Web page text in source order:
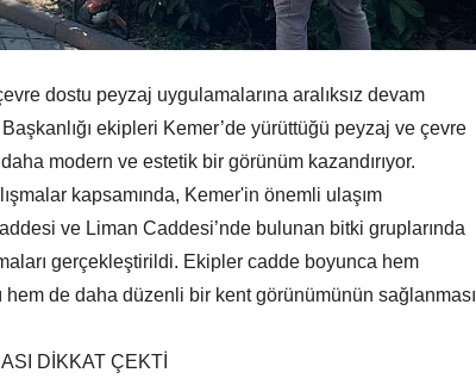
dostu peyzaj uygulamalarına aralıksız devam
ekipleri Kemer’de yürüttüğü peyzaj ve çevre
modern ve estetik bir görünüm kazandırıyor.
kapsamında, Kemer'in önemli ulaşım
ve Liman Caddesi’nde bulunan bitki gruplarında
gerçekleştirildi. Ekipler cadde boyunca hem
hem de daha düzenli bir kent görünümünün sağlanması
DİKKAT ÇEKTİ